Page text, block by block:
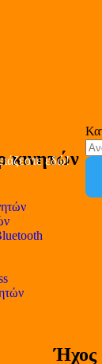
κινητών
Ήχος
εδώ!